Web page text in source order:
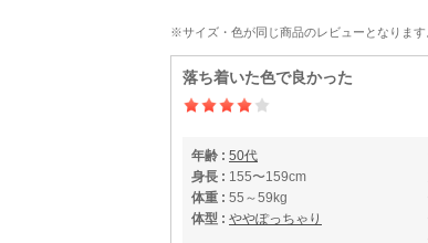
※サイズ・色が同じ商品のレビューとなります
落ち着いた色で良かった
年齢 : 50代
身長 : 155〜159cm
体重 : 55～59kg
体型 : ややぽっちゃり